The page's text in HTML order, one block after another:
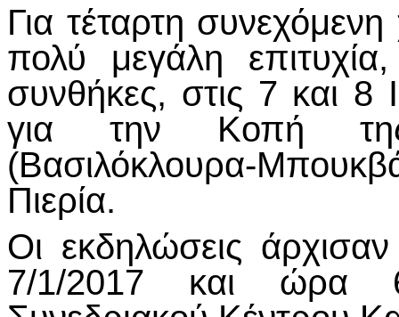
Για τέταρτη
πολύ μεγάλη
συνθήκες, στις 7 και
για την Κοπή της
(Βασιλόκλουρα-
Πιερία.
Οι εκδηλώσεις
7/1/2017 και ώρα